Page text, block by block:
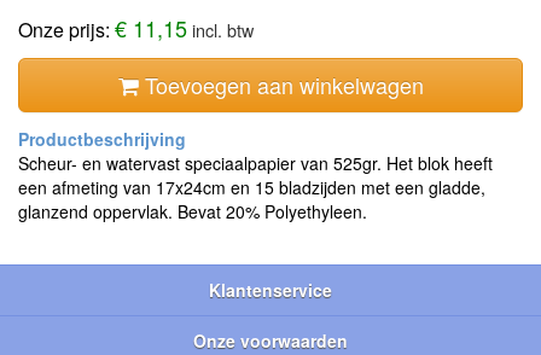
Onze prijs: € 11,15incl. btw
Toevoegen aan winkelwagen
Scheur- en watervast speciaalpapier van 525gr. Het blok heeft
een afmeting van 17x24cm en 15 bladzijden met een gladde,
glanzend oppervlak. Bevat 20% Polyethyleen.
Klantenservice
Onze voorwaarden